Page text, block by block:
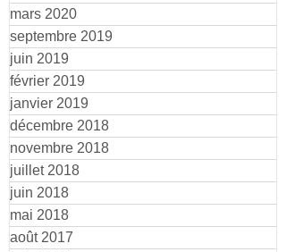
mars 2020
septembre 2019
juin 2019
février 2019
janvier 2019
décembre 2018
novembre 2018
juillet 2018
juin 2018
mai 2018
août 2017